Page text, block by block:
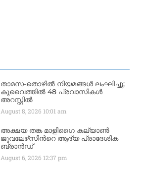
താമസ-തൊഴിൽ നിയമങ്ങൾ ലംഘിച്ചു;
കുവൈത്തിൽ 48 പ്രവാസികൾ
അറസ്റ്റിൽ
August 8, 2026 10:01 am
അക്ഷയ തങ്ക മാളിഗൈ കല്യാണ്‍
ജുവലേഴ്‌സിന്‍റെ ആദ്യ പ്രാദേശിക
ബ്രാന്‍ഡ്
August 6, 2026 12:37 pm